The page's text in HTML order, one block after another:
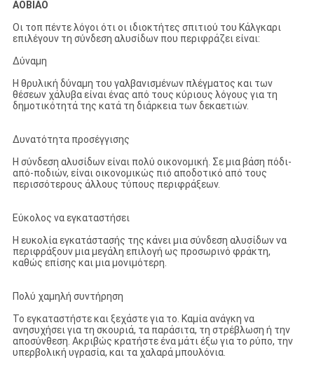
AOBIAO
Οι τοπ πέντε λόγοι ότι οι ιδιοκτήτες σπιτιού του Κάλγκαρι
επιλέγουν τη σύνδεση αλυσίδων που περιφράζει είναι:
Δύναμη
Η θρυλική δύναμη του γαλβανισμένων πλέγματος και των
θέσεων χάλυβα είναι ένας από τους κύριους λόγους για τη
δημοτικότητά της κατά τη διάρκεια των δεκαετιών.
Δυνατότητα προσέγγισης
Η σύνδεση αλυσίδων είναι πολύ οικονομική. Σε μια βάση πόδι-
από-ποδιών, είναι οικονομικώς πιό αποδοτικό από τους
περισσότερους άλλους τύπους περιφράξεων.
Εύκολος να εγκαταστήσει
Η ευκολία εγκατάστασής της κάνει μια σύνδεση αλυσίδων να
περιφράξουν μια μεγάλη επιλογή ως προσωρινό φράκτη,
καθώς επίσης και μια μονιμότερη.
Πολύ χαμηλή συντήρηση
Το εγκαταστήστε και ξεχάστε για το. Καμία ανάγκη να
ανησυχήσει για τη σκουριά, τα παράσιτα, τη στρέβλωση ή την
αποσύνθεση. Ακριβώς κρατήστε ένα μάτι έξω για το ρύπο, την
υπερβολική υγρασία, και τα χαλαρά μπουλόνια.